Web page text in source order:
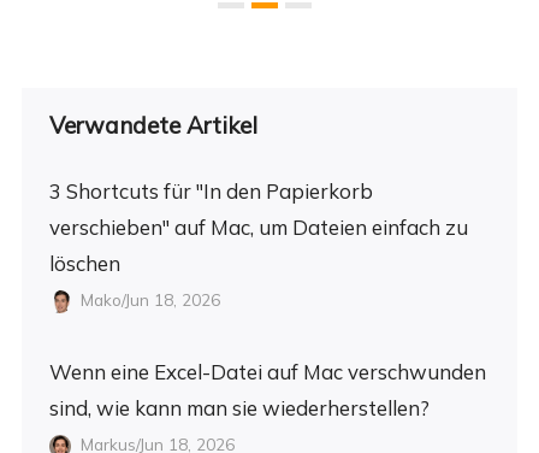
Verwandete Artikel
3 Shortcuts für "In den Papierkorb
verschieben" auf Mac, um Dateien einfach zu
löschen
Mako/Jun 18, 2026
Wenn eine Excel-Datei auf Mac verschwunden
sind, wie kann man sie wiederherstellen?
Markus/Jun 18, 2026